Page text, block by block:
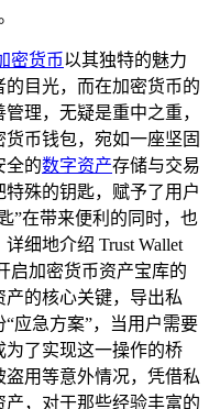
密货币以其独特的魅力
目光，而在加密货币的
理，无疑是重中之重，
货币钱包，宛如一座坚固
全的数字资产存储与交易
殊的钥匙，赋予了用户
”在带来便利的同时，也
细地介绍 Trust Wallet
启加密货币资产宝库的
的核心关键，导出私
应急方案”，当用户需要
了实现这一操作的桥
用等意外情况，凭借私
，对于那些经验丰富的